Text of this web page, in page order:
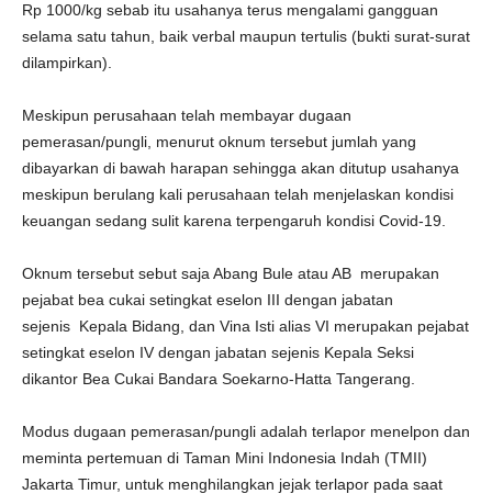
Rp 1000/kg sebab itu usahanya terus mengalami gangguan
selama satu tahun, baik verbal maupun tertulis (bukti surat-surat
dilampirkan).
Meskipun perusahaan telah membayar dugaan
pemerasan/pungli, menurut oknum tersebut jumlah yang
dibayarkan di bawah harapan sehingga akan ditutup usahanya
meskipun berulang kali perusahaan telah menjelaskan kondisi
keuangan sedang sulit karena terpengaruh kondisi Covid-19.
Oknum tersebut sebut saja Abang Bule atau AB merupakan
pejabat bea cukai setingkat eselon III dengan jabatan
sejenis Kepala Bidang, dan Vina Isti alias VI merupakan pejabat
setingkat eselon IV dengan jabatan sejenis Kepala Seksi
dikantor Bea Cukai Bandara Soekarno-Hatta Tangerang.
Modus dugaan pemerasan/pungli adalah terlapor menelpon dan
meminta pertemuan di Taman Mini Indonesia Indah (TMII)
Jakarta Timur, untuk menghilangkan jejak terlapor pada saat